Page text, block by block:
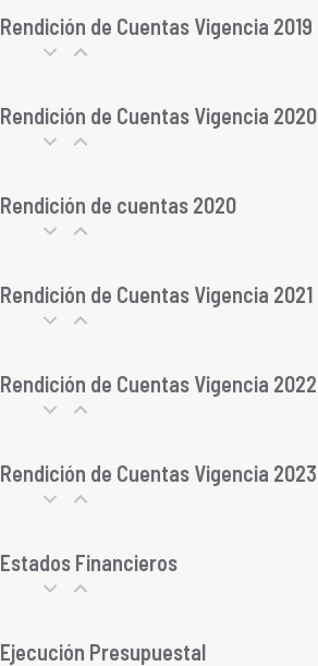
Rendición de Cuentas Vigencia 2019
Rendición de Cuentas Vigencia 2020
Rendición de cuentas 2020
Rendición de Cuentas Vigencia 2021
Rendición de Cuentas Vigencia 2022
Rendición de Cuentas Vigencia 2023
Estados Financieros
Ejecución Presupuestal